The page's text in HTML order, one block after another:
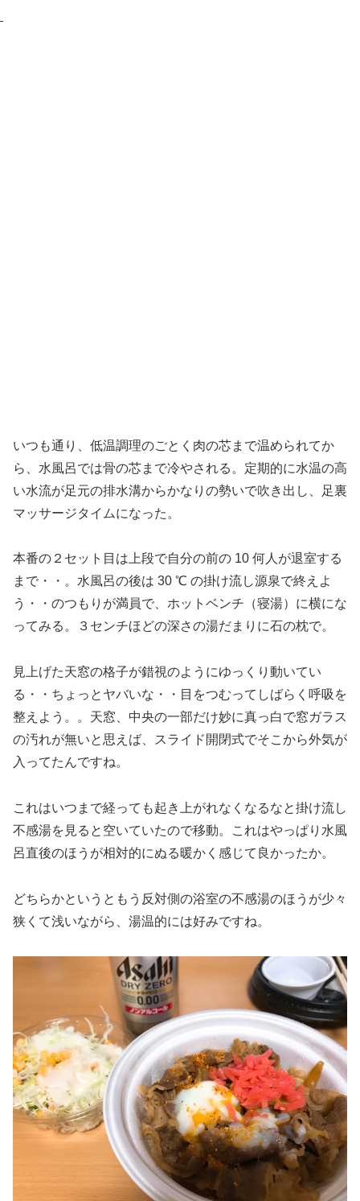
いつも通り、低温調理のごとく肉の芯まで温められてか
ら、水風呂では骨の芯まで冷やされる。定期的に水温の高
い水流が足元の排水溝からかなりの勢いで吹き出し、足裏
マッサージタイムになった。
本番の２セット目は上段で自分の前の 10 何人が退室する
まで・・。水風呂の後は 30 ℃ の掛け流し源泉で終えよ
う・・のつもりが満員で、ホットベンチ（寝湯）に横にな
ってみる。３センチほどの深さの湯だまりに石の枕で。
見上げた天窓の格子が錯視のようにゆっくり動いてい
る・・ちょっとヤバいな・・目をつむってしばらく呼吸を
整えよう。。天窓、中央の一部だけ妙に真っ白で窓ガラス
の汚れが無いと思えば、スライド開閉式でそこから外気が
入ってたんですね。
これはいつまで経っても起き上がれなくなるなと掛け流し
不感湯を見ると空いていたので移動。これはやっぱり水風
呂直後のほうが相対的にぬる暖かく感じて良かったか。
どちらかというともう反対側の浴室の不感湯のほうが少々
狭くて浅いながら、湯温的には好みですね。